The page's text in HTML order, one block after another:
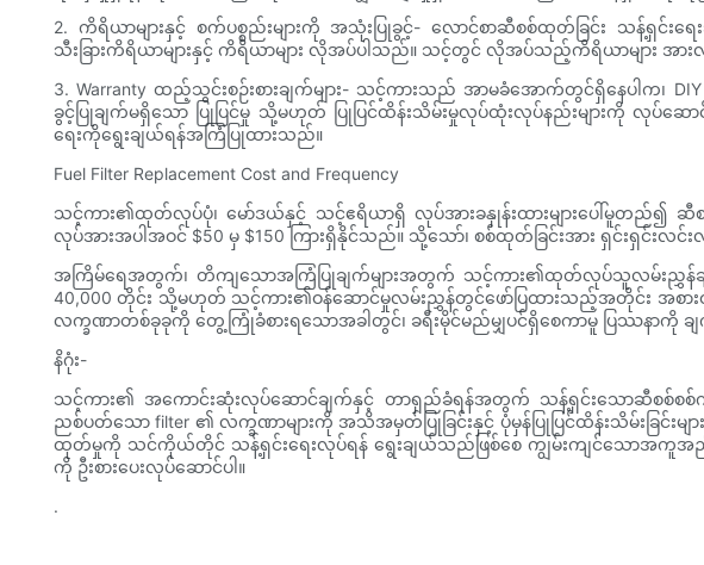
2. ကိရိယာများနှင့် စက်ပစ္စည်းများကို အသုံးပြုခွင့်- လောင်စာဆီစစ်ထုတ်ခြင်း သန့်ရှင်း
သီးခြားကိရိယာများနှင့် ကိရိယာများ လိုအပ်ပါသည်။ သင့်တွင် လိုအပ်သည့်ကိရိယာများ
3. Warranty ထည့်သွင်းစဉ်းစားချက်များ- သင့်ကားသည် အာမခံအောက်တွင်ရှိနေပါက၊
ခွင့်ပြုချက်မရှိသော ပြုပြင်မှု သို့မဟုတ် ပြုပြင်ထိန်းသိမ်းမှုလုပ်ထုံးလုပ်နည်းများကို လုပ်ဆ
ရေးကိုရွေးချယ်ရန်အကြံပြုထားသည်။
Fuel Filter Replacement Cost and Frequency
သင့်ကား၏ထုတ်လုပ်ပုံ၊ မော်ဒယ်နှင့် သင့်ဧရိယာရှိ လုပ်အားခနှုန်းထားများပေါ်မူတည်၍ ဆီစ
လုပ်အားအပါအဝင် $50 မှ $150 ကြားရှိနိုင်သည်။ သို့သော်၊ စစ်ထုတ်ခြင်းအား ရှင်းရှင်းလ
အကြိမ်ရေအတွက်၊ တိကျသောအကြံပြုချက်များအတွက် သင့်ကား၏ထုတ်လုပ်သူလမ်းညွှန်ချက်
40,000 တိုင်း သို့မဟုတ် သင့်ကား၏ဝန်ဆောင်မှုလမ်းညွှန်တွင်ဖော်ပြထားသည့်အတိုင်း
လက္ခဏာတစ်ခုခုကို တွေ့ကြုံခံစားရသောအခါတွင်၊ ခရီးမိုင်မည်မျှပင်ရှိစေကာမူ ပြဿနာကို ချက်
နိဂုံး-
သင့်ကား၏ အကောင်းဆုံးလုပ်ဆောင်ချက်နှင့် တာရှည်ခံရန်အတွက် သန့်ရှင်းသောဆီစစ်စစ်ကို
ညစ်ပတ်သော filter ၏ လက္ခဏာများကို အသိအမှတ်ပြုခြင်းနှင့် ပုံမှန်ပြုပြင်ထိန်းသိမ်းခြင်းမ
ထုတ်မှုကို သင်ကိုယ်တိုင် သန့်ရှင်းရေးလုပ်ရန် ရွေးချယ်သည်ဖြစ်စေ ကျွမ်းကျင်သောအကူအညီကို
ကို ဦးစားပေးလုပ်ဆောင်ပါ။
.